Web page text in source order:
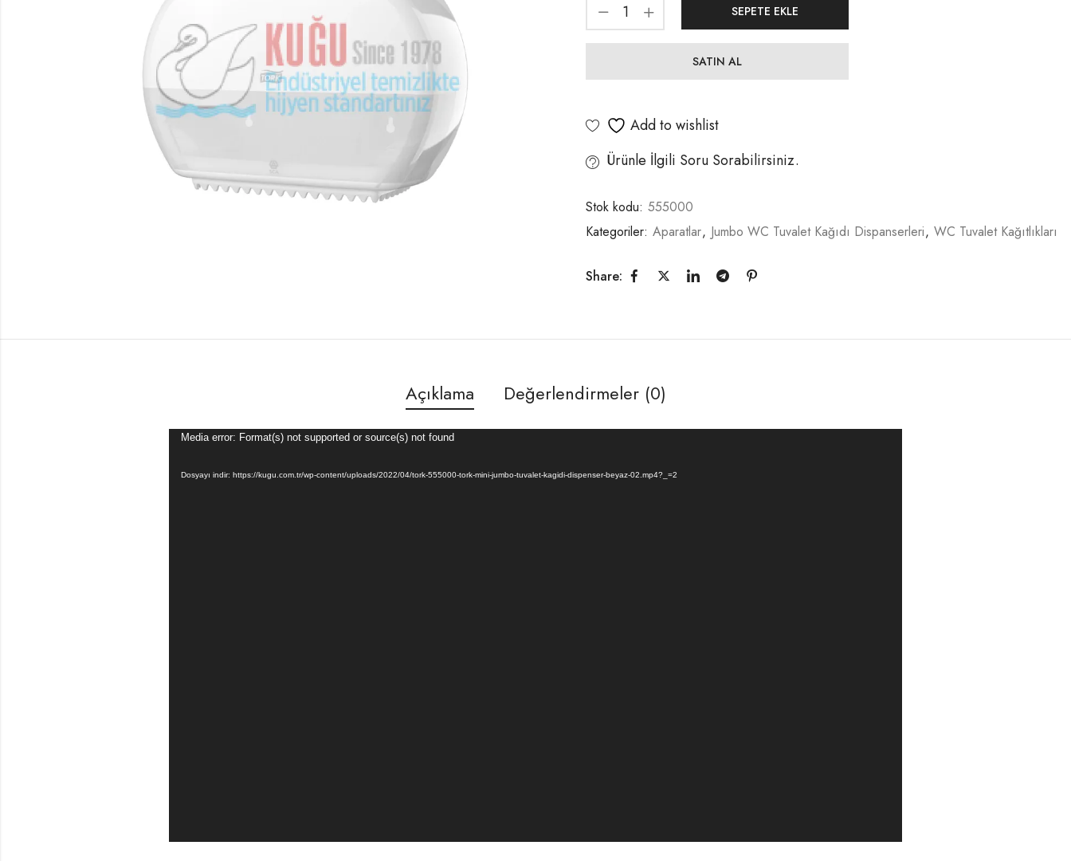
SEPETE EKLE
SATIN AL
Add to wishlist
Ürünle İlgili Soru Sorabilirsiniz.
Stok kodu: 555000
Kategoriler: Aparatlar, Jumbo WC Tuvalet Kağıdı Dispanserleri, WC Tuvalet Kağıtlıkları
Share:
Açıklama Değerlendirmeler (0)
Video
Media error: Format(s) not supported or source(s) not found
Dosyayı indir: https://kugu.com.tr/wp-content/uploads/2022/04/tork-555000-tork-mini-jumbo-tuvalet-kagidi-dispenser-beyaz-02.mp4?_=2